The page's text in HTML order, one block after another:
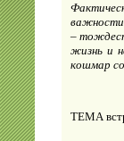
важности
–
жизнь и
кошмар
ТЕМА